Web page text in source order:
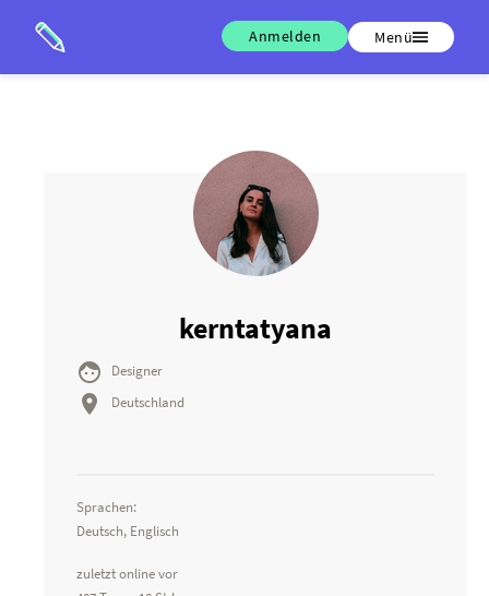
Anmelden Menü
kerntatyana
 Designer
 Deutschland
Sprachen:
Deutsch, Englisch
zuletzt online vor